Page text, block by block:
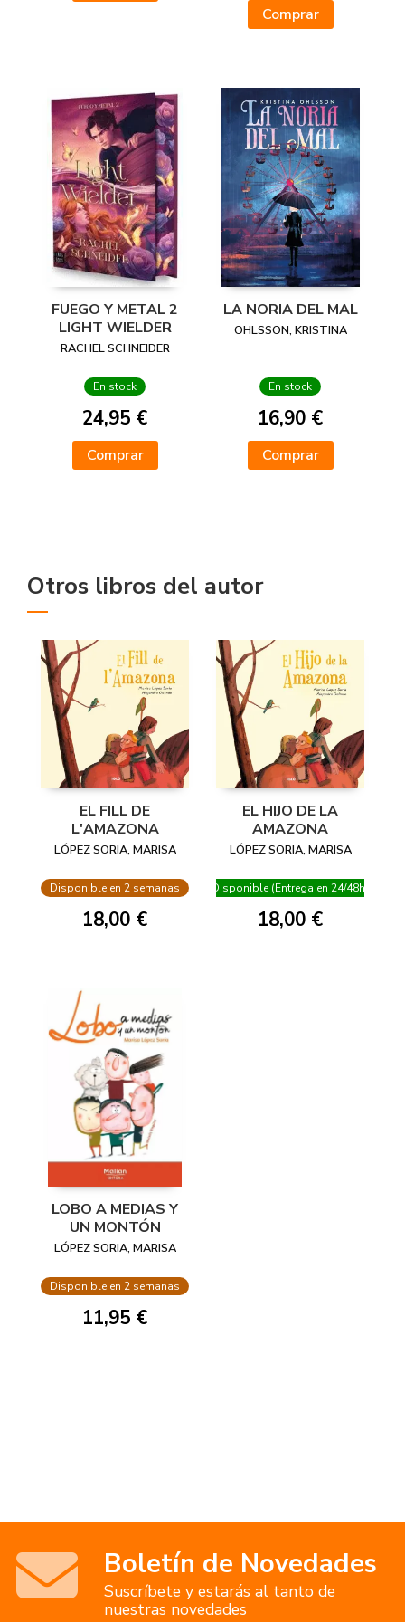
Comprar
FUEGO Y METAL 2
LIGHT WIELDER
RACHEL SCHNEIDER
En stock
24,95 €
Comprar
LA NORIA DEL MAL
OHLSSON, KRISTINA
En stock
16,90 €
Comprar
Otros libros del autor
EL FILL DE
L'AMAZONA
LÓPEZ SORIA, MARISA
Disponible en 2 semanas
18,00 €
EL HIJO DE LA
AMAZONA
LÓPEZ SORIA, MARISA
Disponible (Entrega en 24/48h)
18,00 €
LOBO A MEDIAS Y
UN MONTÓN
LÓPEZ SORIA, MARISA
Disponible en 2 semanas
11,95 €
Boletín de Novedades
Suscríbete y estarás al tanto de
nuestras novedades